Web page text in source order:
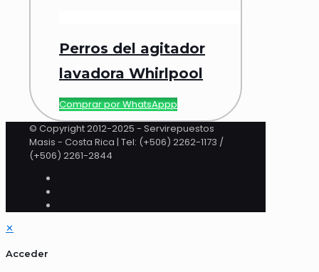
Perros del agitador
lavadora Whirlpool
Comprar por WhatsAppp
© Copyright 2012-2025 - Servirepuestos
Masis - Costa Rica | Tel: (+506) 2262-1173 /
(+506) 2261-2844
✕
Acceder